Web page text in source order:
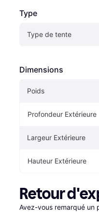
Type
Type de tente
Dimensions
Poids
Profondeur Extérieure
Largeur Extérieure
Hauteur Extérieure
Retour
Avez-vous remarqué un